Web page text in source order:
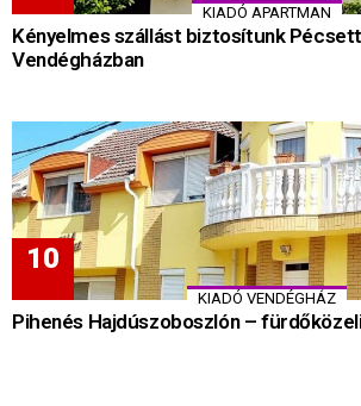
KIADÓ APARTMAN
Kényelmes szállást biztosítunk
Vendégházban
KIADÓ VENDÉGHÁZ
Pihenés Hajdúszoboszlón –